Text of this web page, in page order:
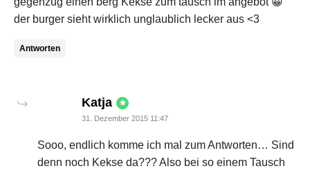
der burger sieht wirklich unglaublich lecker aus <3
Antworten
Katja says:
31. Dezember 2015 11:47
Sooo, endlich komme ich mal zum Antworten… Sind
denn noch Kekse da??? Also bei so einem Tausch